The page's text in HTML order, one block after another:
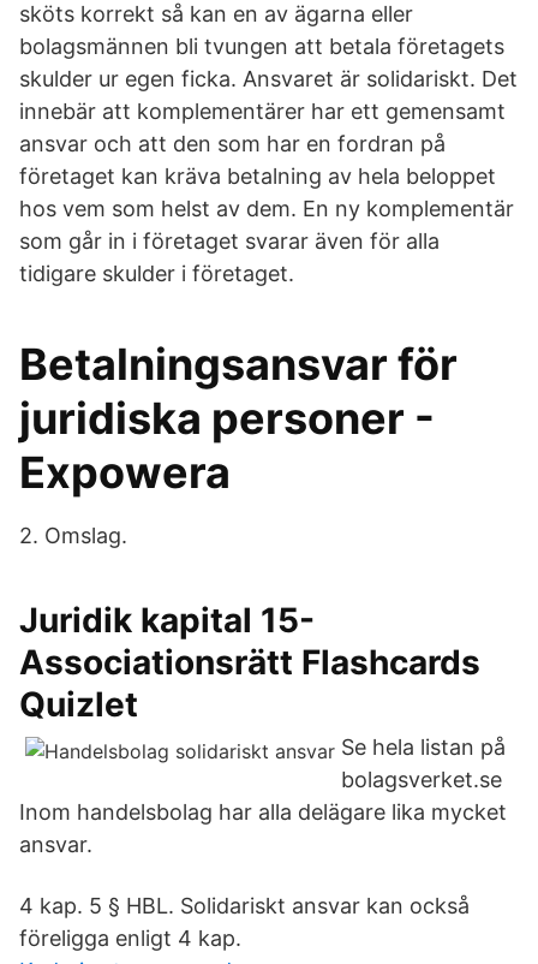
sköts korrekt så kan en av ägarna eller
bolagsmännen bli tvungen att betala företagets
skulder ur egen ficka. Ansvaret är solidariskt. Det
innebär att komplementärer har ett gemensamt
ansvar och att den som har en fordran på
företaget kan kräva betalning av hela beloppet
hos vem som helst av dem. En ny komplementär
som går in i företaget svarar även för alla
tidigare skulder i företaget.
Betalningsansvar för
juridiska personer -
Expowera
2. Omslag.
Juridik kapital 15-
Associationsrätt Flashcards
Quizlet
Se hela listan på
bolagsverket.se
Inom handelsbolag har alla delägare lika mycket
ansvar.
4 kap. 5 § HBL. Solidariskt ansvar kan också
föreligga enligt 4 kap.